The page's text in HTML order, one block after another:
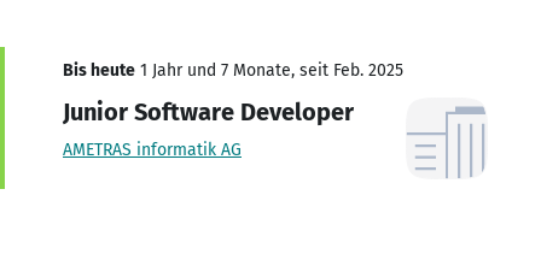
Bis heute 1 Jahr und 7 Monate, seit Feb. 2025
Junior Software Developer
AMETRAS informatik AG